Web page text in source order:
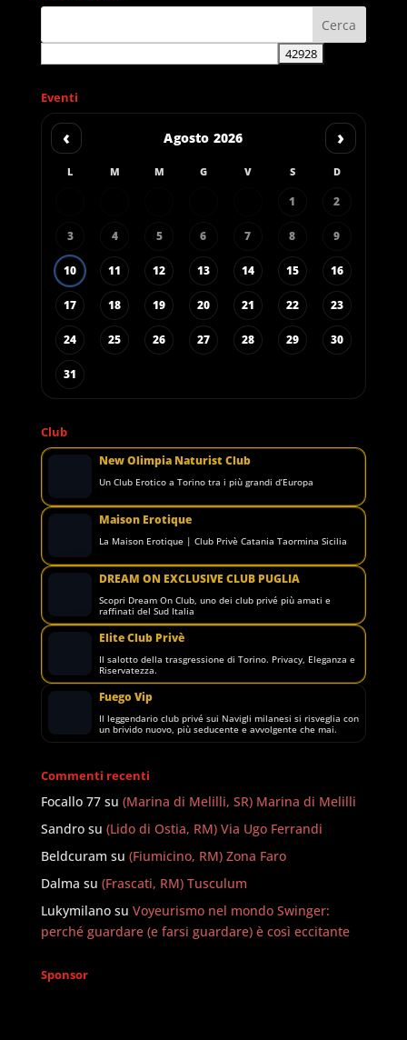
Eventi
‹ Agosto 2026 ›
L M M G V S D
1 2
3 4 5 6 7 8 9
10 11 12 13 14 15 16
17 18 19 20 21 22 23
24 25 26 27 28 29 30
31
Club
New Olimpia Naturist Club
Un Club Erotico a Torino tra i più grandi d’Europa
Maison Erotique
La Maison Erotique | Club Privè Catania Taormina Sicilia
DREAM ON EXCLUSIVE CLUB PUGLIA
Scopri Dream On Club, uno dei club privé più amati e
raffinati del Sud Italia
Elite Club Privè
Il salotto della trasgressione di Torino. Privacy, Eleganza e
Riservatezza.
Fuego Vip
Il leggendario club privé sui Navigli milanesi si risveglia con
un brivido nuovo, più seducente e avvolgente che mai.
Commenti recenti
Focallo 77su (Marina di Melilli, SR) Marina di Melilli
Sandrosu (Lido di Ostia, RM) Via Ugo Ferrandi
Beldcuram su (Fiumicino, RM) Zona Faro
Dalma su (Frascati, RM) Tusculum
Lukymilanosu Voyeurismo nel mondo Swinger:
perché guardare (e farsi guardare) è così eccitante
Sponsor